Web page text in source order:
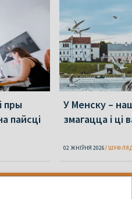
пры
пайсці
У Менску –
змагацца і ці
02 ЖНІЎНЯ 2026